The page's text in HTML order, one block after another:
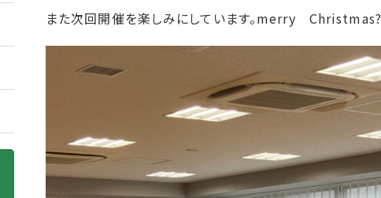
また次回開催を楽しみにしています。merry Christmas?